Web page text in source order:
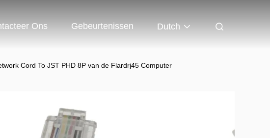
Ons Gebeurtenissen Dutch
Cord To JST PHD 8P van de Flardrj45 Computer